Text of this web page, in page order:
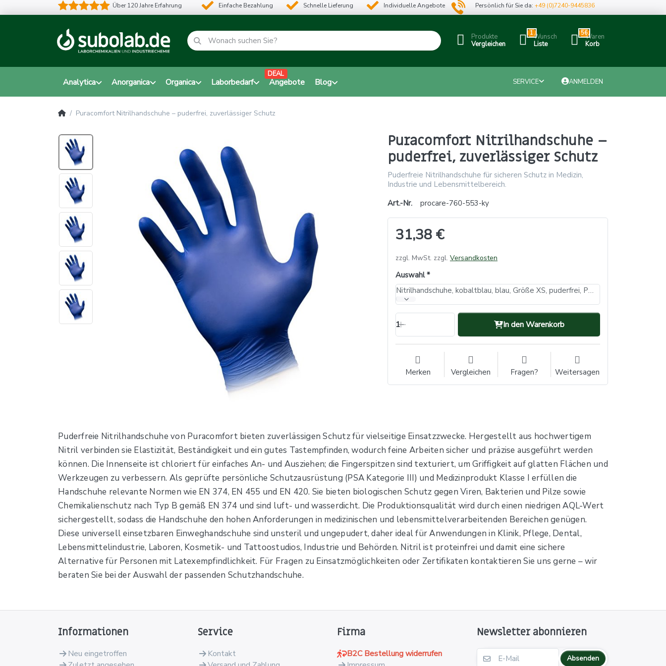
Über 120 Jahre Erfahrung Einfache Bezahlung Schnelle Lieferung Individuelle Angebote Persönlich für Sie da:+49 (0)7240-9445836
Produkte
Vergleichen
1Wunsch
Liste
56Waren
Korb
Analytica Anorganica Organica Laborbedarf Angebote
DEAL
Blog SERVICE ANMELDEN
Puracomfort Nitrilhandschuhe – puderfrei, zuverlässiger Schutz
Puracomfort Nitrilhandschuhe –
puderfrei, zuverlässiger Schutz
Puderfreie Nitrilhandschuhe für sicheren Schutz in Medizin,
Industrie und Lebensmittelbereich.
Art.-Nr.
procare-760-553-ky
31,38 €
zzgl. MwSt. zzgl. Versandkosten
Auswahl
Nitrilhandschuhe, kobaltblau, blau, Größe XS, puderfrei, Puracomfort Cobalt (VE: 10, Inhalt: 100 Stück)
1 In den Warenkorb
Merken Vergleichen Fragen? Weitersagen
Puderfreie Nitrilhandschuhe von Puracomfort bieten zuverlässigen Schutz für vielseitige Einsatzzwecke. Hergestellt aus hochwertigem
Nitril verbinden sie Elastizität, Beständigkeit und ein gutes Tastempfinden, wodurch feine Arbeiten sicher und präzise ausgeführt werden
können. Die Innenseite ist chloriert für einfaches An- und Ausziehen; die Fingerspitzen sind texturiert, um Griffigkeit auf glatten Flächen und
Werkzeugen zu verbessern. Als geprüfte persönliche Schutzausrüstung (PSA Kategorie III) und Medizinprodukt Klasse I erfüllen die
Handschuhe relevante Normen wie EN 374, EN 455 und EN 420. Sie bieten biologischen Schutz gegen Viren, Bakterien und Pilze sowie
Chemikalienschutz nach Typ B gemäß EN 374 und sind luft- und wasserdicht. Die Produktionsqualität wird durch einen niedrigen AQL-Wert
sichergestellt, sodass die Handschuhe den hohen Anforderungen in medizinischen und lebensmittelverarbeitenden Bereichen genügen.
Diese universell einsetzbaren Einweghandschuhe sind unsteril und ungepudert, daher ideal für Anwendungen in Klinik, Pflege, Dental,
Lebensmittelindustrie, Laboren, Kosmetik- und Tattoostudios, Industrie und Behörden. Nitril ist proteinfrei und damit eine sichere
Alternative für Personen mit Latexempfindlichkeit. Für Fragen zu Einsatzmöglichkeiten oder Zertifikaten kontaktieren Sie uns gerne – wir
beraten Sie bei der Auswahl der passenden Schutzhandschuhe.
Informationen
Neu eingetroffen
Service
Kontakt
Firma
B2C Bestellung widerrufen
Newsletter abonnieren
Absenden